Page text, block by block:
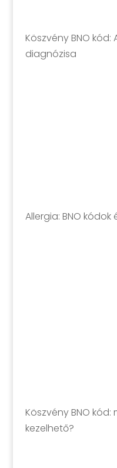
Köszvény BNO
diagnózisa
Allergia: BNO
Köszvény BNO
kezelhető?